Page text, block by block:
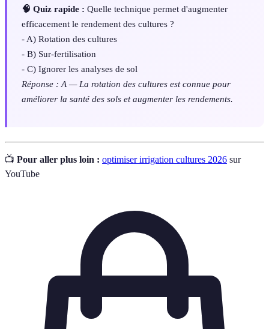
🧠 Quiz rapide : Quelle technique permet d'augmenter
efficacement le rendement des cultures ?
- A) Rotation des cultures
- B) Sur-fertilisation
- C) Ignorer les analyses de sol
Réponse : A — La rotation des cultures est connue pour
améliorer la santé des sols et augmenter les rendements.
📺 Pour aller plus loin : optimiser irrigation cultures 2026 sur
YouTube